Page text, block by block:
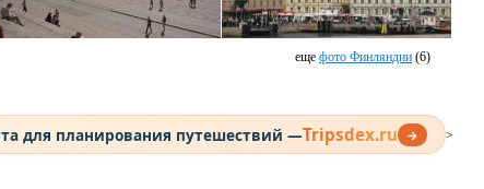
еще фото Финляндии (6)
для планирования путешествий —Tripsdex.ru → >